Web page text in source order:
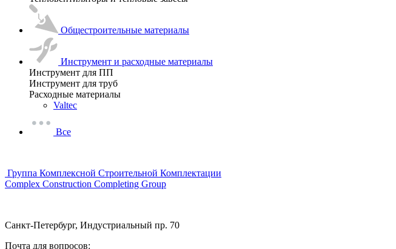
Общестроительные материалы
Инструмент и расходные материалы
Инструмент для ПП
Инструмент для труб
Расходные материалы
Valtec
Все
Группа Комплексной Строительной Комплектации
Complex Construction Completing Group
Санкт-Петербург, Индустриальный пр. 70
Почта для вопросов: